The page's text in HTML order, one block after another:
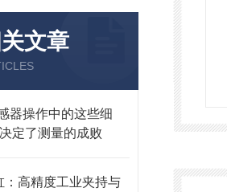
文章
器操作中的这些细
定了测量的成败
：高精度工业夹持与